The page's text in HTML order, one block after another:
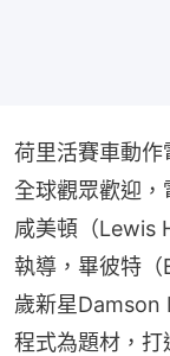
荷里活賽車動作
全球觀眾歡迎
咸美頓（Lewis
執導，畢彼特
歲新星Damson
程式為題材，打